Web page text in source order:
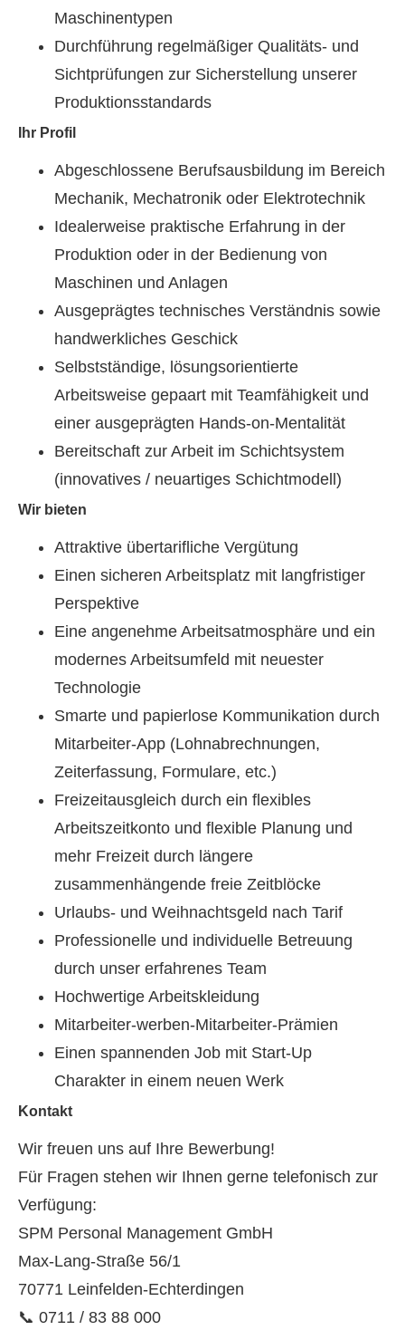
Maschinentypen
Durchführung regelmäßiger Qualitäts- und
Sichtprüfungen zur Sicherstellung unserer
Produktionsstandards
Ihr Profil
Abgeschlossene Berufsausbildung im Bereich
Mechanik, Mechatronik oder Elektrotechnik
Idealerweise praktische Erfahrung in der
Produktion oder in der Bedienung von
Maschinen und Anlagen
Ausgeprägtes technisches Verständnis sowie
handwerkliches Geschick
Selbstständige, lösungsorientierte
Arbeitsweise gepaart mit Teamfähigkeit und
einer ausgeprägten Hands-on-Mentalität
Bereitschaft zur Arbeit im Schichtsystem
(innovatives / neuartiges Schichtmodell)
Wir bieten
Attraktive übertarifliche Vergütung
Einen sicheren Arbeitsplatz mit langfristiger
Perspektive
Eine angenehme Arbeitsatmosphäre und ein
modernes Arbeitsumfeld mit neuester
Technologie
Smarte und papierlose Kommunikation durch
Mitarbeiter-App (Lohnabrechnungen,
Zeiterfassung, Formulare, etc.)
Freizeitausgleich durch ein flexibles
Arbeitszeitkonto und flexible Planung und
mehr Freizeit durch längere
zusammenhängende freie Zeitblöcke
Urlaubs- und Weihnachtsgeld nach Tarif
Professionelle und individuelle Betreuung
durch unser erfahrenes Team
Hochwertige Arbeitskleidung
Mitarbeiter-werben-Mitarbeiter-Prämien
Einen spannenden Job mit Start-Up
Charakter in einem neuen Werk
Kontakt
Wir freuen uns auf Ihre Bewerbung!
Für Fragen stehen wir Ihnen gerne telefonisch zur
Verfügung:
SPM Personal Management GmbH
Max-Lang-Straße 56/1
70771 Leinfelden-Echterdingen
📞 0711 / 83 88 000